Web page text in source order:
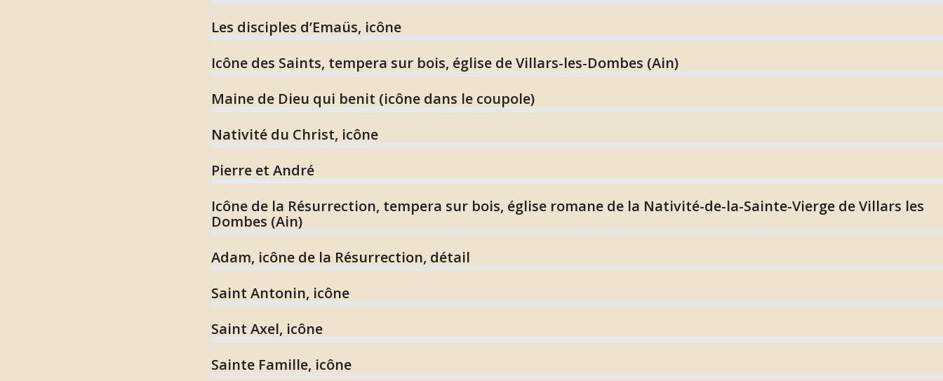
Les disciples d’Emaüs, icône
Icône des Saints, tempera sur bois, église de Villars-les-Dombes (Ain)
Maine de Dieu qui benit (icône dans le coupole)
Nativité du Christ, icône
Pierre et André
Icône de la Résurrection, tempera sur bois, église romane de la Nativité-de-la-Sainte-Vierge de Villars les
Dombes (Ain)
Adam, icône de la Résurrection, détail
Saint Antonin, icône
Saint Axel, icône
Sainte Famille, icône